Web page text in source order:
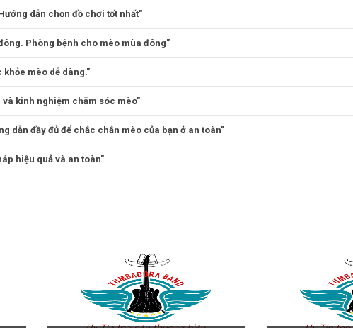
dẫn chọn đồ chơi tốt nhất"
Phòng bệnh cho mèo mùa đông"
khỏe mèo dễ dàng."
kinh nghiệm chăm sóc mèo"
dẫn đầy đủ để chắc chắn mèo của bạn ở an toàn"
hiệu quả và an toàn"